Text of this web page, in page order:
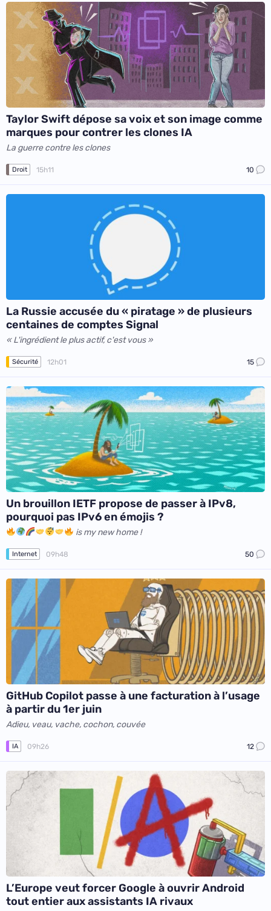
Taylor Swift dépose sa voix et son image comme
marques pour contrer les clones IA
La guerre contre les clones
Droit 15h11 10
La Russie accusée du « piratage » de plusieurs
centaines de comptes Signal
« L'ingrédient le plus actif, c'est vous »
Sécurité 12h01 15
Un brouillon IETF propose de passer à IPv8,
pourquoi pas IPv6 en émojis ?
is my new home !
Internet 09h48 50
GitHub Copilot passe à une facturation à l’usage
à partir du 1er juin
Adieu, veau, vache, cochon, couvée
IA 09h26 12
L’Europe veut forcer Google à ouvrir Android
tout entier aux assistants IA rivaux